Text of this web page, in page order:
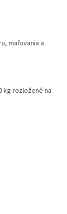
maľovania a
kg rozložené na